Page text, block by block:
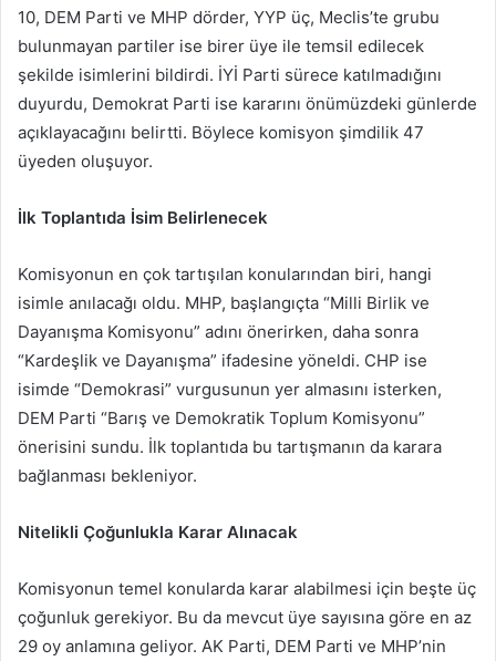
10, DEM Parti ve MHP dörder, YYP üç, Meclis’te grubu
bulunmayan partiler ise birer üye ile temsil edilecek
şekilde isimlerini bildirdi. İYİ Parti sürece katılmadığını
duyurdu, Demokrat Parti ise kararını önümüzdeki günlerde
açıklayacağını belirtti. Böylece komisyon şimdilik 47
üyeden oluşuyor.
İlk Toplantıda İsim Belirlenecek
Komisyonun en çok tartışılan konularından biri, hangi
isimle anılacağı oldu. MHP, başlangıçta “Milli Birlik ve
Dayanışma Komisyonu” adını önerirken, daha sonra
“Kardeşlik ve Dayanışma” ifadesine yöneldi. CHP ise
isimde “Demokrasi” vurgusunun yer almasını isterken,
DEM Parti “Barış ve Demokratik Toplum Komisyonu”
önerisini sundu. İlk toplantıda bu tartışmanın da karara
bağlanması bekleniyor.
Nitelikli Çoğunlukla Karar Alınacak
Komisyonun temel konularda karar alabilmesi için beşte üç
çoğunluk gerekiyor. Bu da mevcut üye sayısına göre en az
29 oy anlamına geliyor. AK Parti, DEM Parti ve MHP’nin